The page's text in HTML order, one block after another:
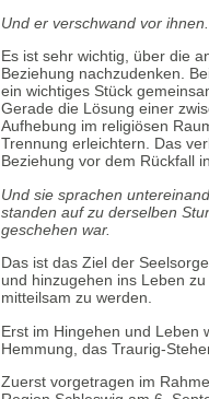
Und er verschwand vor ihnen.
Es ist sehr wichtig, über die
Beziehung nachzudenken.
ein wichtiges Stück
Gerade die Lösung einer
Aufhebung im religiösen
Trennung erleichtern. Das
Beziehung vor dem Rückfall
Und sie sprachen
standen auf zu derselben
geschehen war.
Das ist das Ziel der
und hinzugehen ins Leben
mitteilsam zu werden.
Erst im Hingehen und Leben
Hemmung, das Traurig-
Zuerst vorgetragen im